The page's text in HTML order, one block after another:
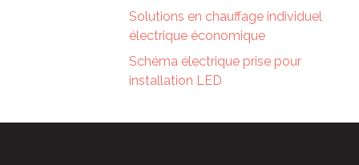
Solutions en chauffage individuel
électrique économique
Schéma électrique prise pour
installation LED